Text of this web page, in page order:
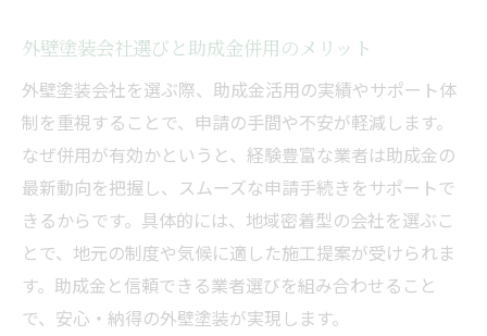
外壁塗装会社選びと助成金併用のメリット
外壁塗装会社を選ぶ際、助成金活用の実績やサポート体
制を重視することで、申請の手間や不安が軽減します。
なぜ併用が有効かというと、経験豊富な業者は助成金の
最新動向を把握し、スムーズな申請手続きをサポートで
きるからです。具体的には、地域密着型の会社を選ぶこ
とで、地元の制度や気候に適した施工提案が受けられま
す。助成金と信頼できる業者選びを組み合わせること
で、安心・納得の外壁塗装が実現します。